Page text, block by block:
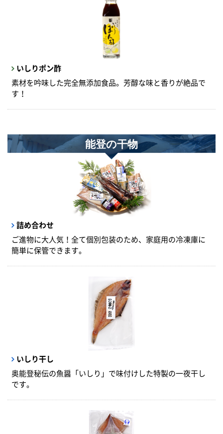
いしりポン酢
素材を吟味した完全無添加食品。芳醇な味と香りが絶品で
す！
能登の干物
詰め合わせ
ご進物に大人気！全て個別包装のため、家庭用の冷凍庫に
簡単に保管できます。
いしり干し
奥能登秘伝の魚醤「いしり」で味付けした特製の一夜干し
です。